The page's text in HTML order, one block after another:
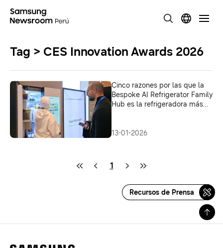
Tag > CES Innovation Awards 2026
Cinco razones por las que la
Bespoke AI Refrigerator Family
Hub es la refrigeradora más
13-01-2026
1
Recursos de Prensa